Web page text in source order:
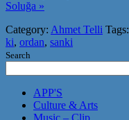
Soluğa »
Category: Ahmet Telli Tags:
ki, ordan, sanki
Search
APP'S
Culture & Arts